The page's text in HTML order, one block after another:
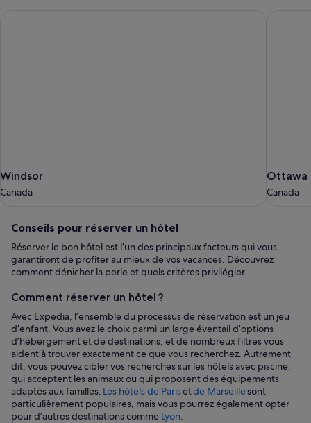
Windsor
Canada
Windsor
Canada
Ottawa
Canada
Ottawa
Canada
Conseils
pour
réserver
un
hôtel
Conseils pour réserver un hôtel
Réserver le bon hôtel est l’un des principaux facteurs qui vous
garantiront de profiter au mieux de vos vacances. Découvrez
comment dénicher la perle et quels critères privilégier.
Comment réserver un hôtel ?
Avec Expedia, l’ensemble du processus de réservation est un jeu
d’enfant. Vous avez le choix parmi un large éventail d’options
d’hébergement et de destinations, et de nombreux filtres vous
aident à trouver exactement ce que vous recherchez. Autrement
dit, vous pouvez cibler vos recherches sur les hôtels avec piscine,
qui acceptent les animaux ou qui proposent des équipements
adaptés aux familles. Les hôtels de Parisetde Marseillesont
particulièrement populaires, mais vous pourrez également opter
pour d’autres destinations comme Lyon.